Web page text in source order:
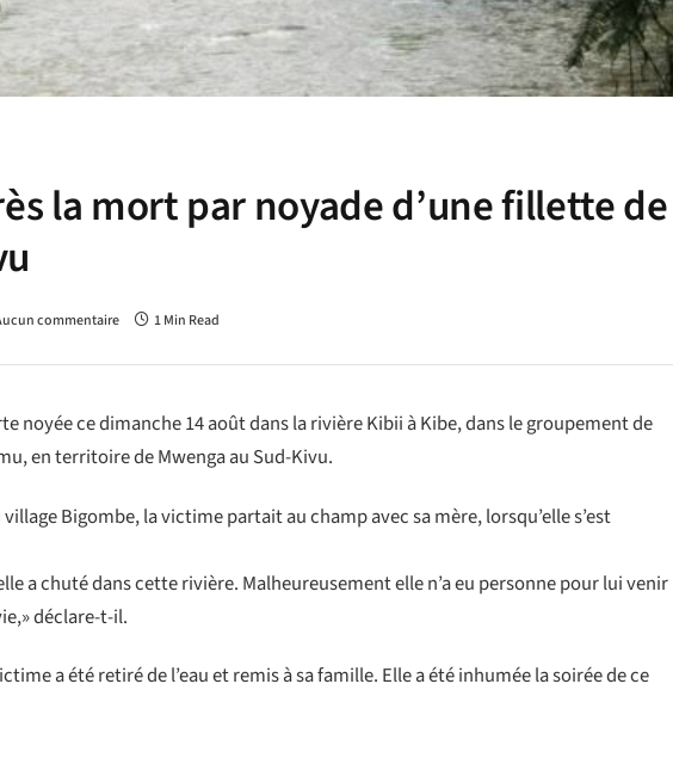
la mort par noyade d’une fillette
commentaire 1 Min Read
noyée ce dimanche 14 août dans la rivière Kibii à Kibe, dans le groupement de
en territoire de Mwenga au Sud-Kivu.
Bigombe, la victime partait au champ avec sa mère, lorsqu’elle s’est
a chuté dans cette rivière. Malheureusement elle n’a eu personne pour lui venir
déclare-t-il.
a été retiré de l’eau et remis à sa famille. Elle a été inhumée la soirée de ce